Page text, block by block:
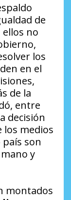
de
ellos no
los
en el
de la
entre
decisión
los medios
son
y
montados